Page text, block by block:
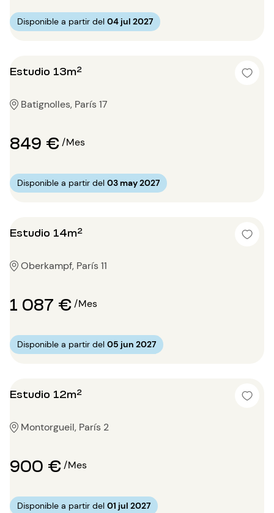
Disponible a partir del 04 jul 2027
Estudio 13m²
Batignolles, París 17
849 €/Mes
Disponible a partir del 03 may 2027
Estudio 14m²
Oberkampf, París 11
1 087 €/Mes
Disponible a partir del 05 jun 2027
Estudio 12m²
Montorgueil, París 2
900 €/Mes
Disponible a partir del 01 jul 2027